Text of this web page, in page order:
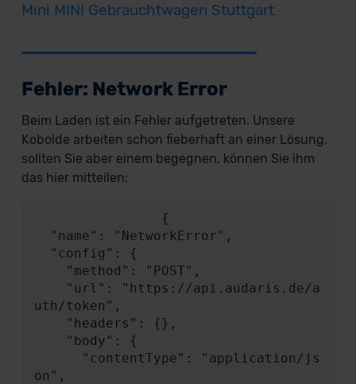
Mini MINI Gebrauchtwagen Stuttgart
Fehler: Network Error
Beim Laden ist ein Fehler aufgetreten. Unsere
Kobolde arbeiten schon fieberhaft an einer Lösung,
sollten Sie aber einem begegnen, können Sie ihm
das hier mitteilen:
uth/token",
on",